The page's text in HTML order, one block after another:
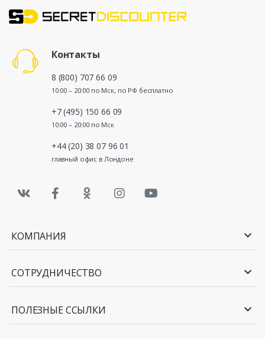
Контакты
8 (800) 707 66 09
10:00 – 20:00 по Мск, по РФ бесплатно
+7 (495) 150 66 09
10:00 – 20:00 по Мск
+44 (20) 38 07 96 01
главный офис в Лондоне
КОМПАНИЯ
СОТРУДНИЧЕСТВО
ПОЛЕЗНЫЕ ССЫЛКИ